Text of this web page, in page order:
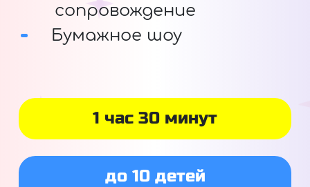
сопровождение
Бумажное шоу
1 час 30 минут
до 10 детей